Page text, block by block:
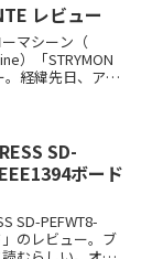
レビュー
マシーン（
）「STRYMON
。経緯先日、アナ
SD-
ボード
SD-PEFWT8-
」のレビュー。ブ